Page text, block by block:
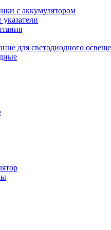
с аккумулятором
для светодиодного